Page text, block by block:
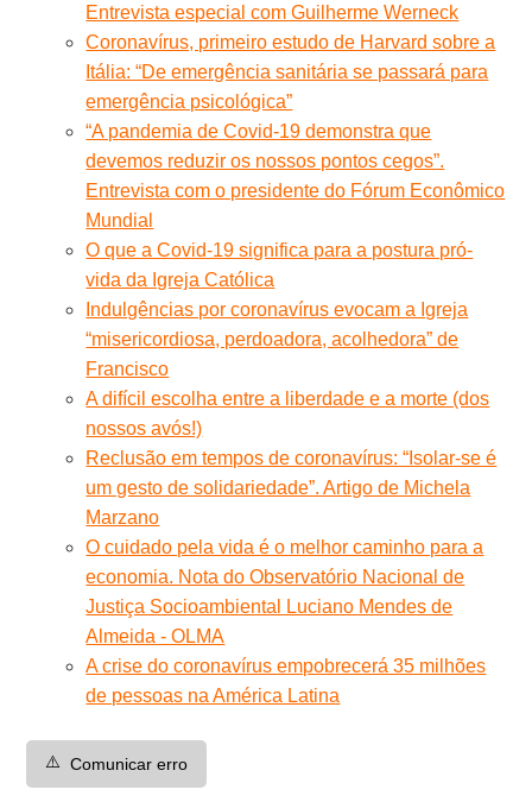
Entrevista especial com Guilherme Werneck
Coronavírus, primeiro estudo de Harvard sobre a
Itália: “De emergência sanitária se passará para
emergência psicológica”
“A pandemia de Covid-19 demonstra que
devemos reduzir os nossos pontos cegos”.
Entrevista com o presidente do Fórum Econômico
Mundial
O que a Covid-19 significa para a postura pró-
vida da Igreja Católica
Indulgências por coronavírus evocam a Igreja
“misericordiosa, perdoadora, acolhedora” de
Francisco
A difícil escolha entre a liberdade e a morte (dos
nossos avós!)
Reclusão em tempos de coronavírus: “Isolar-se é
um gesto de solidariedade”. Artigo de Michela
Marzano
O cuidado pela vida é o melhor caminho para a
economia. Nota do Observatório Nacional de
Justiça Socioambiental Luciano Mendes de
Almeida - OLMA
A crise do coronavírus empobrecerá 35 milhões
de pessoas na América Latina
⚠️ Comunicar erro